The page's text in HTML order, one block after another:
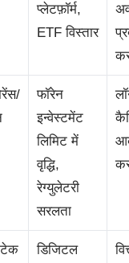
प्लेटफ़ॉर्म,
ETF विस्तार
फॉरेन
इन्वेस्टमेंट
लिमिट में
वृद्धि,
रेग्युलेटरी
सरलता
डिजिटल